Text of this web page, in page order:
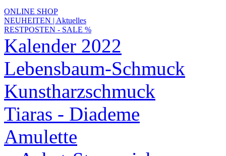
ONLINE SHOP
NEUHEITEN | Aktuelles
RESTPOSTEN - SALE %
Kalender 2022
Lebensbaum-Schmuck
Kunstharzschmuck
Tiaras - Diademe
Amulette